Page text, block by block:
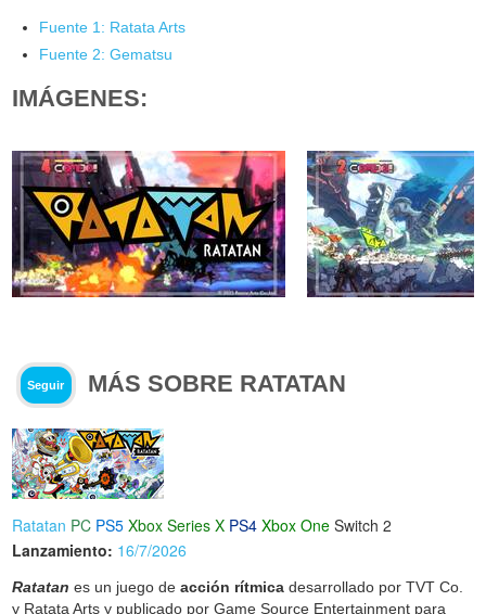
Fuente 1: Ratata Arts
Fuente 2: Gematsu
IMÁGENES:
Seguir MÁS SOBRE RATATAN
Ratatan PC PS5 Xbox Series X PS4 Xbox One Switch 2
Lanzamiento: 16/7/2026
Ratatan es un juego deacción rítmica desarrollado por TVT Co.
y Ratata Arts y publicado por Game Source Entertainment para